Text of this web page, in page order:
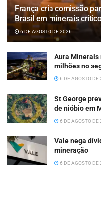
França cria comissão
Brasil em minerais
6 DE AGOSTO DE 2026
Aura Minerals
milhões no
6 DE AGOSTO DE
St George
de nióbio em
6 DE AGOSTO DE
Vale nega
mineração
6 DE AGOSTO DE